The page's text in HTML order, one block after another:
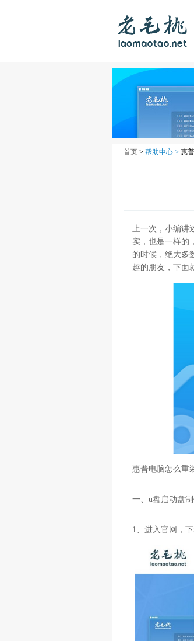
首页 > 帮助中心 > 惠
上一次，小编讲
实，也是一样的
的时候，绝大多
趣的朋友，下面
惠普电脑怎么重
一、u盘启动盘
1、进入官网，